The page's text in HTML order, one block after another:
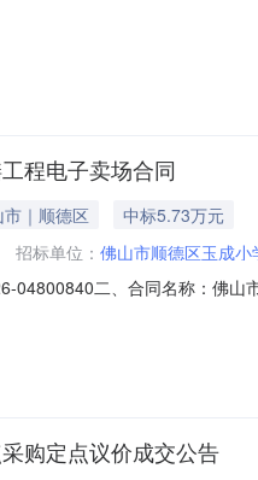
程电子卖场合同
｜顺德区
中标5.73万元
招标单位： 佛山市顺德区玉成小
04800840二、合同名称：佛
司地址：佛山市顺德区大良近
购定点议价成交公告